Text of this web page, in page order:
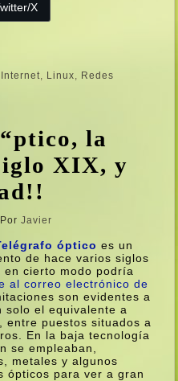
X
Internet, Linux, Redes
la
XIX, y
Por Javier
óptico es un
de hace varios siglos
en cierto modo podrí­a
al correo electrónico de
son evidentes a
solo el equivalente a
entre puestos situados a
En la baja tecnologí­a
se empleaban,
metales y algunos
ópticos para ver a gran